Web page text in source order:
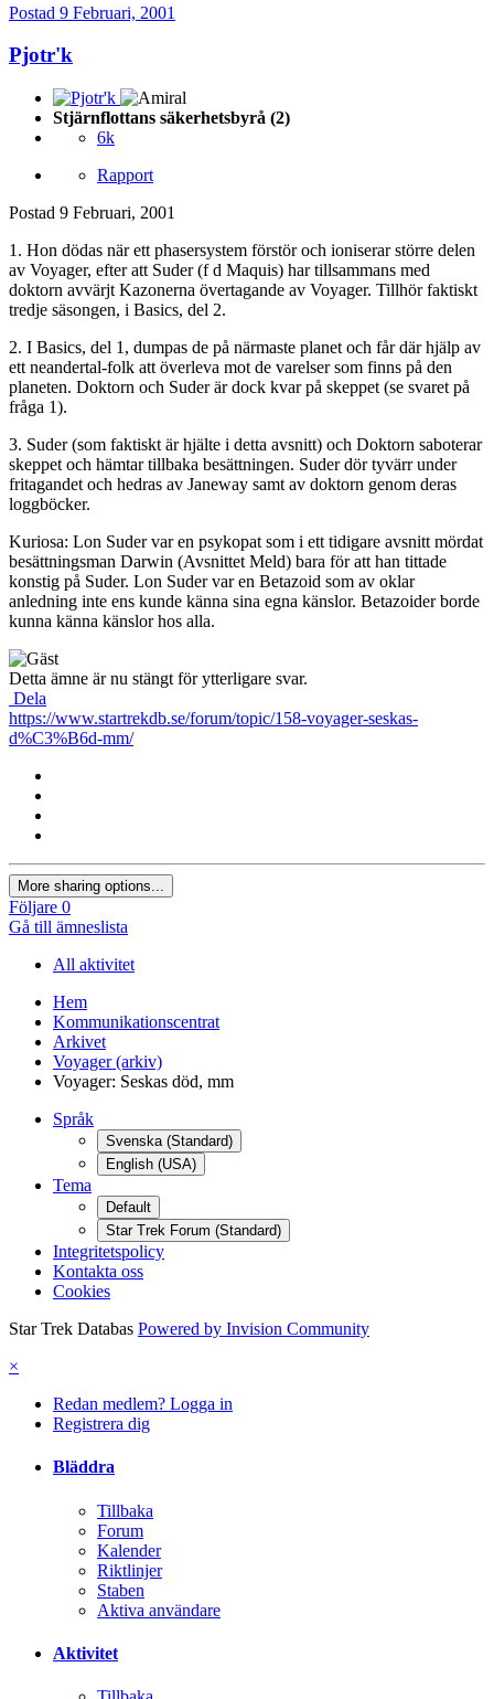
Postad 9 Februari, 2001
Pjotr'k
Stjärnflottans säkerhetsbyrå (2)
6k
Rapport
Postad 9 Februari, 2001
1. Hon dödas när ett phasersystem förstör och ioniserar större delen
av Voyager, efter att Suder (f d Maquis) har tillsammans med
doktorn avvärjt Kazonerna övertagande av Voyager. Tillhör faktiskt
tredje säsongen, i Basics, del 2.
2. I Basics, del 1, dumpas de på närmaste planet och får där hjälp av
ett neandertal-folk att överleva mot de varelser som finns på den
planeten. Doktorn och Suder är dock kvar på skeppet (se svaret på
fråga 1).
3. Suder (som faktiskt är hjälte i detta avsnitt) och Doktorn saboterar
skeppet och hämtar tillbaka besättningen. Suder dör tyvärr under
fritagandet och hedras av Janeway samt av doktorn genom deras
loggböcker.
Kuriosa: Lon Suder var en psykopat som i ett tidigare avsnitt mördat
besättningsman Darwin (Avsnittet Meld) bara för att han tittade
konstig på Suder. Lon Suder var en Betazoid som av oklar
anledning inte ens kunde känna sina egna känslor. Betazoider borde
kunna känna känslor hos alla.
Detta ämne är nu stängt för ytterligare svar.
Dela
https://www.startrekdb.se/forum/topic/158-voyager-seskas-
d%C3%B6d-mm/
More sharing options...
Följare 0
Gå till ämneslista
All aktivitet
Hem
Kommunikationscentrat
Arkivet
Voyager (arkiv)
Voyager: Seskas död, mm
Språk
Svenska (Standard)
English (USA)
Tema
Default
Star Trek Forum (Standard)
Integritetspolicy
Kontakta oss
Cookies
Star Trek Databas Powered by Invision Community
×
Redan medlem? Logga in
Registrera dig
Bläddra
Tillbaka
Forum
Kalender
Riktlinjer
Staben
Aktiva användare
Aktivitet